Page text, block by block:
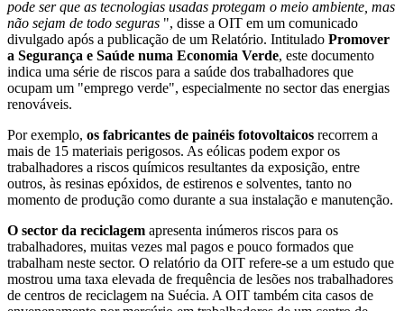
pode ser que as tecnologias usadas protegam o meio ambiente, mas
não sejam de todo seguras ", disse a OIT em um comunicado
divulgado após a publicação de um Relatório. Intitulado Promover
a Segurança e Saúde numa Economia Verde, este documento
indica uma série de riscos para a saúde dos trabalhadores que
ocupam um "emprego verde", especialmente no sector das energias
renováveis.
Por exemplo, os fabricantes de painéis fotovoltaicos recorrem a
mais de 15 materiais perigosos. As eólicas podem expor os
trabalhadores a riscos químicos resultantes da exposição, entre
outros, às resinas epóxidos, de estirenos e solventes, tanto no
momento de produção como durante a sua instalação e manutenção.
O sector da reciclagem apresenta inúmeros riscos para os
trabalhadores, muitas vezes mal pagos e pouco formados que
trabalham neste sector. O relatório da OIT refere-se a um estudo que
mostrou uma taxa elevada de frequência de lesões nos trabalhadores
de centros de reciclagem na Suécia. A OIT também cita casos de